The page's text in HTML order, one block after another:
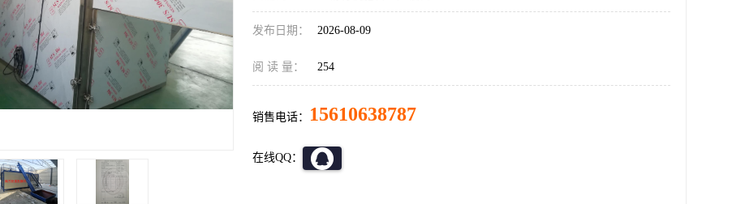
发布日期： 2026-08-09
阅 读 量： 254
销售电话： 15610638787
在线QQ：